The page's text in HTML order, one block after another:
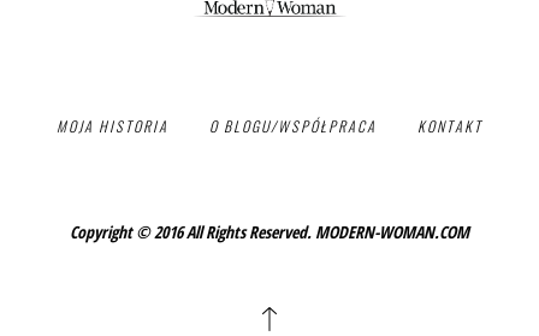
MOJA HISTORIA O BLOGU/WSPÓŁPRACA KONTAKT
Copyright © 2016 All Rights Reserved. MODERN-WOMAN.COM